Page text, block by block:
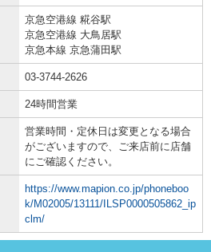
京急空港線 糀谷駅
京急空港線 大鳥居駅
京急本線 京急蒲田駅
03-3744-2626
24時間営業
営業時間・定休日は変更となる場合
がございますので、ご来店前に店舗
にご確認ください。
https://www.mapion.co.jp/phoneboo
k/M02005/13111/ILSP0000505862_ip
clm/